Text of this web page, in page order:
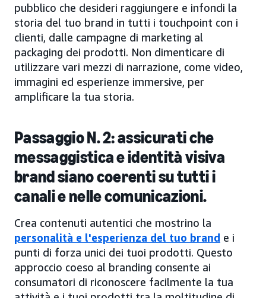
pubblico che desideri raggiungere e infondi la
storia del tuo brand in tutti i touchpoint con i
clienti, dalle campagne di marketing al
packaging dei prodotti. Non dimenticare di
utilizzare vari mezzi di narrazione, come video,
immagini ed esperienze immersive, per
amplificare la tua storia.
Passaggio N. 2: assicurati che
messaggistica e identità visiva
brand siano coerenti su tutti i
canali e nelle comunicazioni.
Crea contenuti autentici che mostrino la
personalità e l'esperienza del tuo brand e i
punti di forza unici dei tuoi prodotti. Questo
approccio coeso al branding consente ai
consumatori di riconoscere facilmente la tua